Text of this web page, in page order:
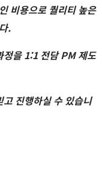
비용으로 퀄리티 높은
.
정을 1:1 전담 PM 제도
진행하실 수 있습니